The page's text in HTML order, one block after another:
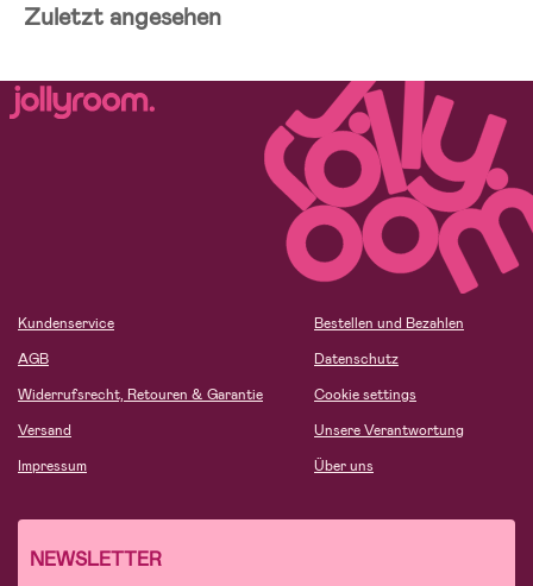
Zuletzt angesehen
Kundenservice
AGB
Widerrufsrecht, Retouren & Garantie
Versand
Impressum
Bestellen und Bezahlen
Datenschutz
Cookie settings
Unsere Verantwortung
Über uns
NEWSLETTER